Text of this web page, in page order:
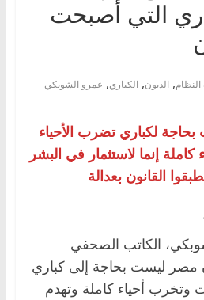
التي أصبحت
النظام, الديون, الكباري, عمرو الشوبكي
لكباري تضرب الأحياء
إنما لاستثمار في البشر
القانون بعدالة
الكاتب الصحفي
مصر ليست بحاجة إلى كباري
وتخرب أحياء كاملة وتهدم